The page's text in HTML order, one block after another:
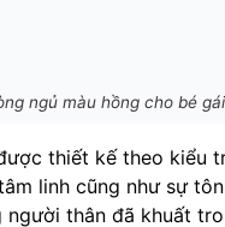
ngủ màu hồng cho bé
thiết kế theo kiểu
linh cũng như sự
người thân đã khuất